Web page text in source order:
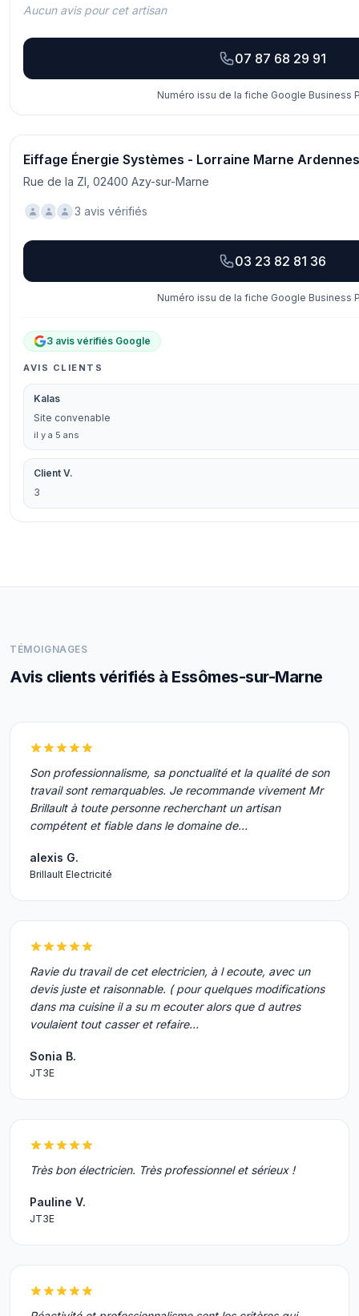
Aucun avis pour cet artisan
07 87 68 29 91
Numéro issu de la fiche Google Business
Eiffage Énergie Systèmes - Lorraine Marne
Rue de la ZI, 02400 Azy-sur-Marne
3 avis vérifiés
03 23 82 81 36
Numéro issu de la fiche Google Business
3 avis vérifiés Google
AVIS CLIENTS
Kalas
Site convenable
il y a 5 ans
Client V.
3
TÉMOIGNAGES
Avis clients vérifiés à Essômes-sur-Marne
Son professionnalisme, sa ponctualité et la qualité de son
travail sont remarquables. Je recommande vivement Mr
Brillault à toute personne recherchant un artisan
compétent et fiable dans le domaine de…
alexis G.
Brillault Electricité
Ravie du travail de cet electricien, à l ecoute, avec un
devis juste et raisonnable. ( pour quelques modifications
dans ma cuisine il a su m ecouter alors que d autres
voulaient tout casser et refaire…
Sonia B.
JT3E
Très bon électricien. Très professionnel et sérieux !
Pauline V.
JT3E